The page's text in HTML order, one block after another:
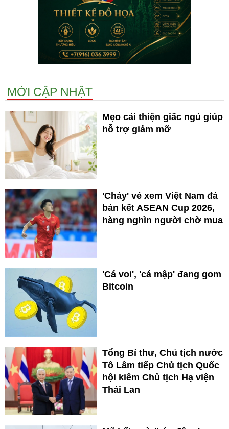
MỚI CẬP NHẬT
Mẹo cải thiện giấc ngủ giúp
hỗ trợ giảm mỡ
'Cháy' vé xem Việt Nam đá
bán kết ASEAN Cup 2026,
hàng nghìn người chờ mua
'Cá voi', 'cá mập' đang gom
Bitcoin
Tổng Bí thư, Chủ tịch nước
Tô Lâm tiếp Chủ tịch Quốc
hội kiêm Chủ tịch Hạ viện
Thái Lan